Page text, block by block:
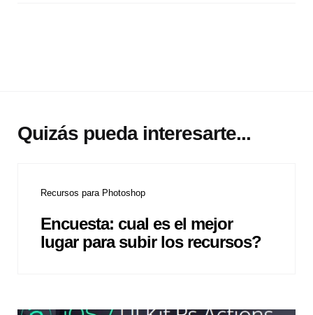
Quizás pueda interesarte...
Recursos para Photoshop
Encuesta: cual es el mejor
lugar para subir los recursos?